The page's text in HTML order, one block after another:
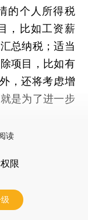
的个人所得税
，比如工资薪
总纳税；适当
项目，比如有
，还将考虑增
是为了进一步
读
限